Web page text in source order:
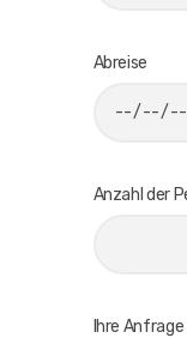
Abreise
Anzahl der
Ihre Anfrage